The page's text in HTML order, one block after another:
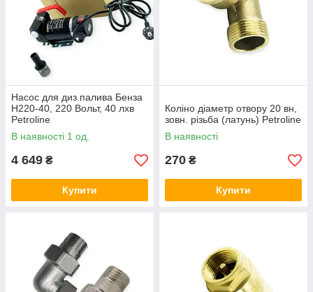
Насос для диз.палива Бенза
Н220-40, 220 Вольт, 40 лхв
Petroline
В наявності 1 од.
4 649 ₴
Купити
Коліно діаметр отвору 20 вн,
зовн. різьба (латунь) Petroline
В наявності
270 ₴
Купити